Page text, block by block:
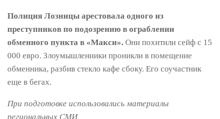
Полиция Лозницы арестовала одного из
преступников по подозрению в ограблении
обменного пункта в «Макси». Они похитили сейф с 15
000 евро. Злоумышленники проникли в помещение
обменника, разбив стекло кафе сбоку. Его соучастник
еще в бегах.
При подготовке использовались материалы
региональных СМИ